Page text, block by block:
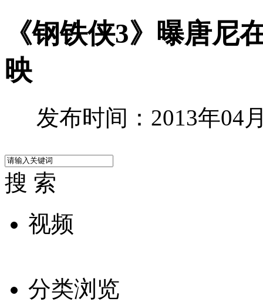
《钢铁侠3》曝唐尼
映
发布时间：2013年04
搜 索
视频
分类浏览